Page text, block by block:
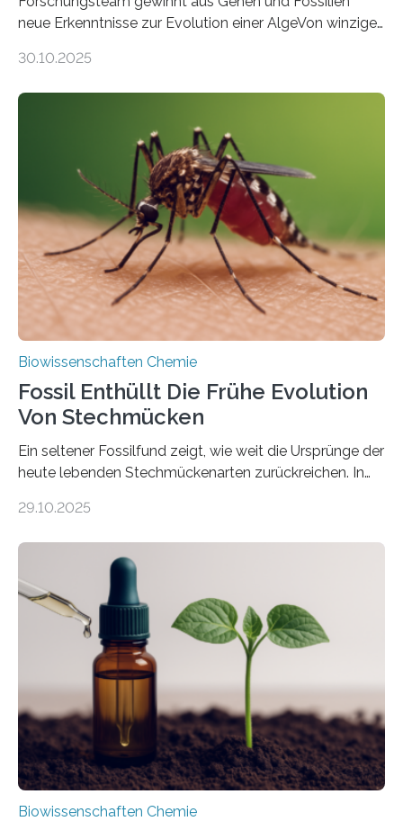
neue Erkenntnisse zur Evolution einer AlgeVon winzigen
Landpflanzen zählen zu den komplexesten
Grünalgen, die vor Hunderten von Millionen Jahren
lebten. Unter den Vorfahren sticht eine Gruppe heraus,
die noch heute in der Natur vorkommt: die
Süßwasseralge Coleochaetophyceae. Einige Arten
dieser Gruppe bilden aus Zellfäden dichte Geflechte
mit scheibenförmiger Gestalt. Was auffällig ist: Die
nächsten…
30.10.2025
Biowissenschaften Chemie
Fossil Enthüllt Die Frühe Evolution
Von Stechmücken
Ein seltener Fossilfund zeigt, wie weit die Ursprünge der
heute lebenden Stechmückenarten zurückreichen. In
Forschende die bisher älteste bekannte Stechmücken-
Region Kachin in Myanmar und hat sich in
ausgezeichnetem Zustand erhalten. Es konnte als neue
Art einer neuen Gattung beschrieben werden und trägt
nun den Namen Cretosabethes primaevus. Dieser erste
fossile Nachweis einer Stechmückenlarve in Bernstein
stellt gleichzeitig den ersten Fossilfund einer
Mückenlarve aus dem Mesozoikum dar, denn…
29.10.2025
Biowissenschaften Chemie